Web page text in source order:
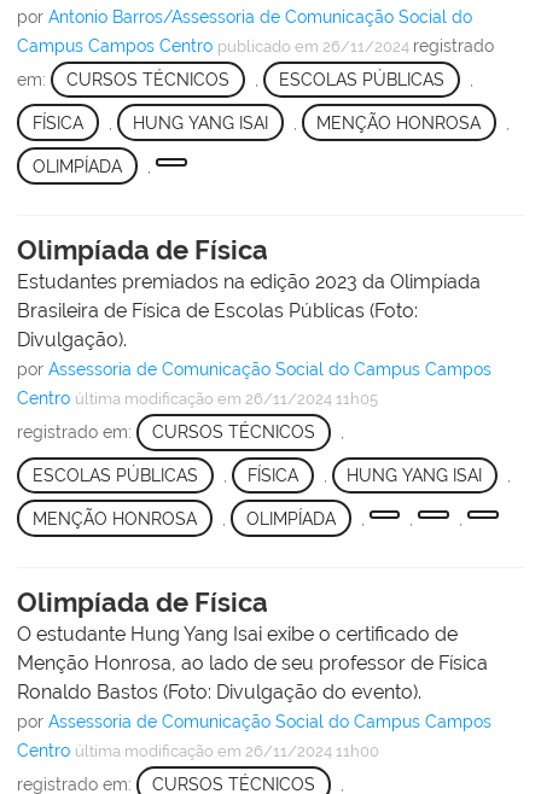
por Antonio Barros/Assessoria de Comunicação Social do
Campus Campos Centro publicado em 26/11/2024 registrado
em:
CURSOS TÉCNICOS ESCOLAS PÚBLICAS
FÍSICA HUNG YANG ISAI MENÇÃO HONROSA
OLIMPÍADA
Olimpíada de Física
Estudantes premiados na edição 2023 da Olimpíada
Brasileira de Física de Escolas Públicas (Foto:
Divulgação).
por Assessoria de Comunicação Social do Campus Campos
Centro última modificação em 26/11/2024 11h05
registrado em: CURSOS TÉCNICOS ,
ESCOLAS PÚBLICAS FÍSICA HUNG YANG ISAI
MENÇÃO HONROSA OLIMPÍADA ,
Olimpíada de Física
O estudante Hung Yang Isai exibe o certificado de
Menção Honrosa, ao lado de seu professor de Física
Ronaldo Bastos (Foto: Divulgação do evento).
por Assessoria de Comunicação Social do Campus Campos
Centro última modificação em 26/11/2024 11h00
registrado em: CURSOS TÉCNICOS ,